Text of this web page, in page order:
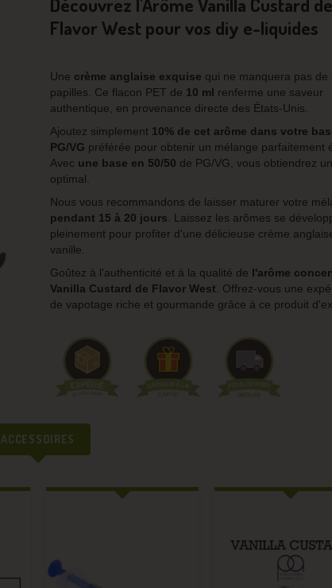
Découvrez l'Arôme Vanilla Custard de
Flavor West pour vos diy e-liquides
Une crème anglaise exquise qui ne manquera pas de
papilles. Ce flacon PET de 10 ml renferme une saveur
authentique, en provenance directe des États-Unis.
Ajoutez simplement 10% de cet arôme dans votre
PG/VG préférée pour obtenir un mélange parfaitement
Avec une base en 50/50 de PG/VG, vous obtiendrez
optimal.
Nous vous recommandons de laisser maturer votre
pendant 15 à 20 jours . Laissez les arômes se
pleinement pour profiter d'une délicieuse crème
vanille.
Goûtez à l'authenticité et à la qualité de l'arôme
Vanilla Custard de Flavor West . Offrez-vous une
de vapotage riche et gourmande grâce à ce produit
ACCESSOIRES